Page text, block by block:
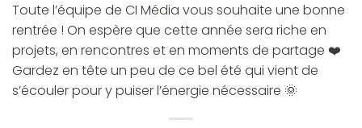
Toute l’équipe de CI Média vous souhaite une bonne
rentrée ! On espère que cette année sera riche en
projets, en rencontres et en moments de partage ❤️
Gardez en tête un peu de ce bel été qui vient de
s’écouler pour y puiser l’énergie nécessaire 🌞